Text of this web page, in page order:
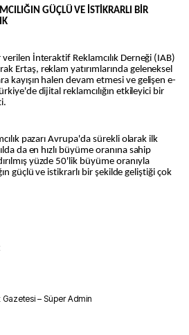
GÜÇLÜ VE İSTİKRARLI BİR
İnteraktif Reklamcılık Derneği (IAB)
Ertaş, reklam yatırımlarında geleneksel
kayışın halen devam etmesi ve gelişen e-
dijital reklamcılığın etkileyici bir
pazarı Avrupa'da sürekli olarak ilk
da en hızlı büyüme oranına sahip
yüzde 50'lik büyüme oranıyla
güçlü ve istikrarlı bir şekilde geliştiği çok
– Süper Admin